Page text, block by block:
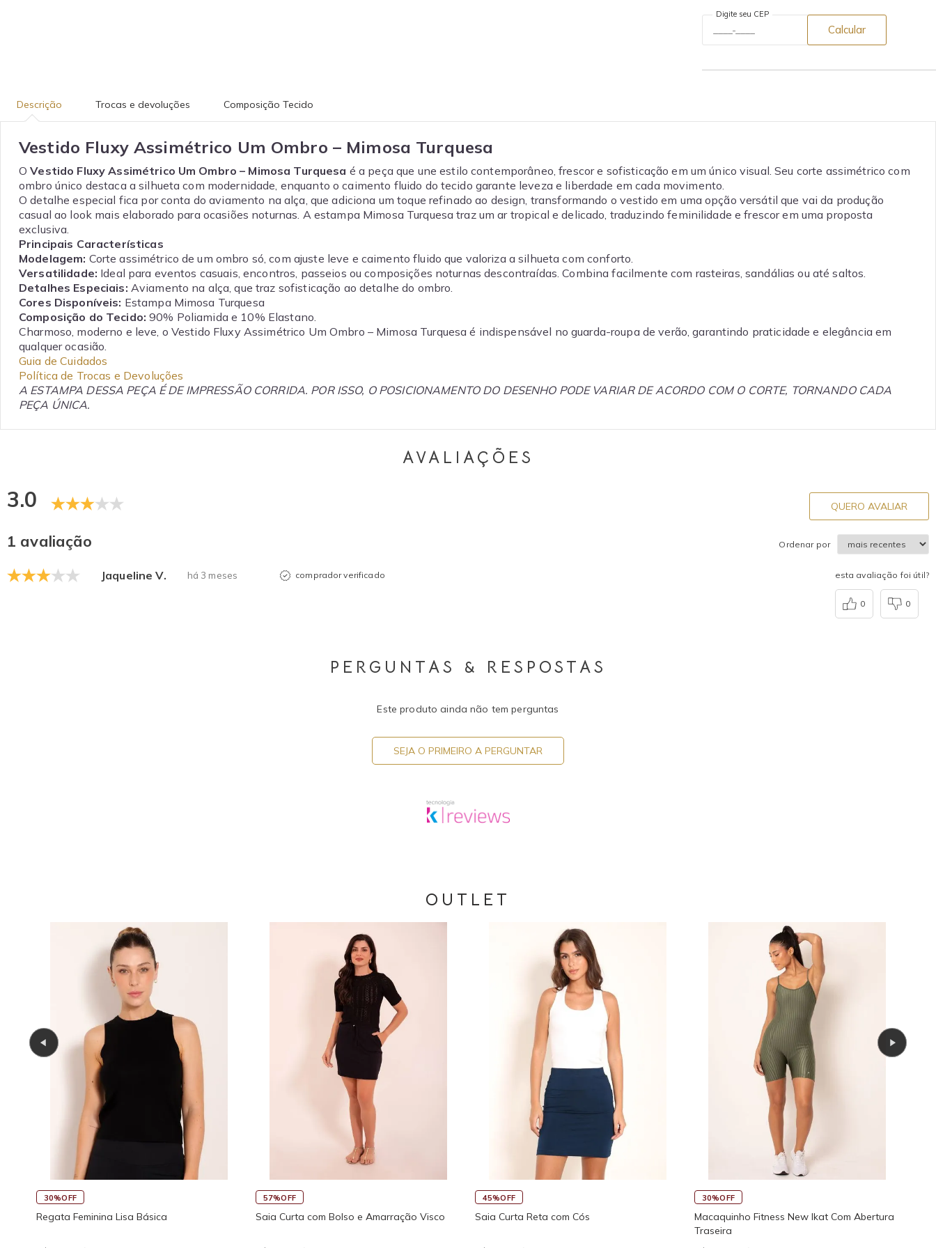
Digite seu CEP
Calcular
Descrição Trocas e devoluções Composição Tecido
Vestido Fluxy Assimétrico Um Ombro – Mimosa Turquesa
OVestido Fluxy Assimétrico Um Ombro – Mimosa Turquesa é a peça que une estilo contemporâneo, frescor e sofisticação em um único visual. Seu corte assimétrico com
ombro único destaca a silhueta com modernidade, enquanto o caimento fluido do tecido garante leveza e liberdade em cada movimento.
O detalhe especial fica por conta do aviamento na alça, que adiciona um toque refinado ao design, transformando o vestido em uma opção versátil que vai da produção
casual ao look mais elaborado para ocasiões noturnas. A estampa Mimosa Turquesa traz um ar tropical e delicado, traduzindo feminilidade e frescor em uma proposta
exclusiva.
Principais Características
Modelagem: Corte assimétrico de um ombro só, com ajuste leve e caimento fluido que valoriza a silhueta com conforto.
Versatilidade: Ideal para eventos casuais, encontros, passeios ou composições noturnas descontraídas. Combina facilmente com rasteiras, sandálias ou até saltos.
Detalhes Especiais: Aviamento na alça, que traz sofisticação ao detalhe do ombro.
Cores Disponíveis: Estampa Mimosa Turquesa
Composição do Tecido: 90% Poliamida e 10% Elastano.
Charmoso, moderno e leve, o Vestido Fluxy Assimétrico Um Ombro – Mimosa Turquesa é indispensável no guarda-roupa de verão, garantindo praticidade e elegância em
qualquer ocasião.
Guia de Cuidados
Política de Trocas e Devoluções
A ESTAMPA DESSA PEÇA É DE IMPRESSÃO CORRIDA. POR ISSO, O POSICIONAMENTO DO DESENHO PODE VARIAR DE ACORDO COM O CORTE, TORNANDO CADA
PEÇA ÚNICA.
AVALIAÇÕES
3.0 QUERO AVALIAR
1 avaliação Ordenar por
Jaqueline V. há 3 meses comprador verificado esta avaliação foi útil?
0 0
PERGUNTAS & RESPOSTAS
Este produto ainda não tem perguntas
SEJA O PRIMEIRO A PERGUNTAR
OUTLET
30%OFF
Regata Feminina Lisa Básica
57%OFF
Saia Curta com Bolso e Amarração Visco
45%OFF
Saia Curta Reta com Cós
30%OFF
Macaquinho Fitness New Ikat Com Abertura
Traseira